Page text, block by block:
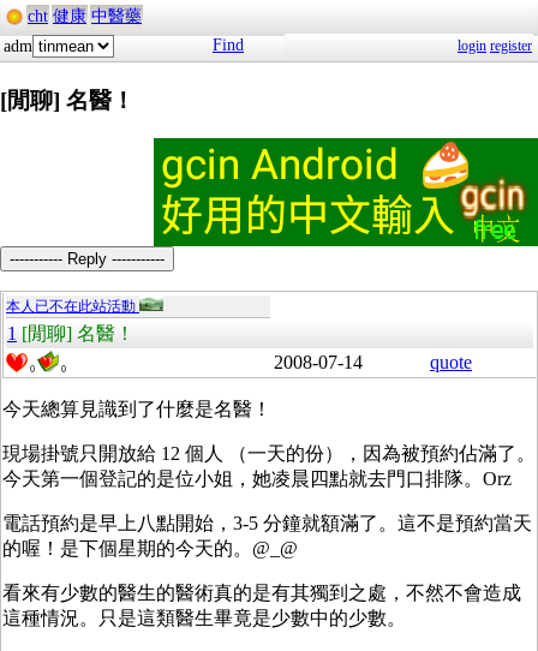
cht 健康 中醫藥
adm
Find login register
[閒聊] 名醫！
----------- Reply -----------
本人已不在此站活動
1 [閒聊] 名醫！
0 0 2008-07-14 quote
今天總算見識到了什麼是名醫！
現場掛號只開放給 12 個人 （一天的份），因為被預約佔滿了。
今天第一個登記的是位小姐，她凌晨四點就去門口排隊。Orz
電話預約是早上八點開始，3-5 分鐘就額滿了。這不是預約當天
的喔！是下個星期的今天的。@_@
看來有少數的醫生的醫術真的是有其獨到之處，不然不會造成
這種情況。只是這類醫生畢竟是少數中的少數。